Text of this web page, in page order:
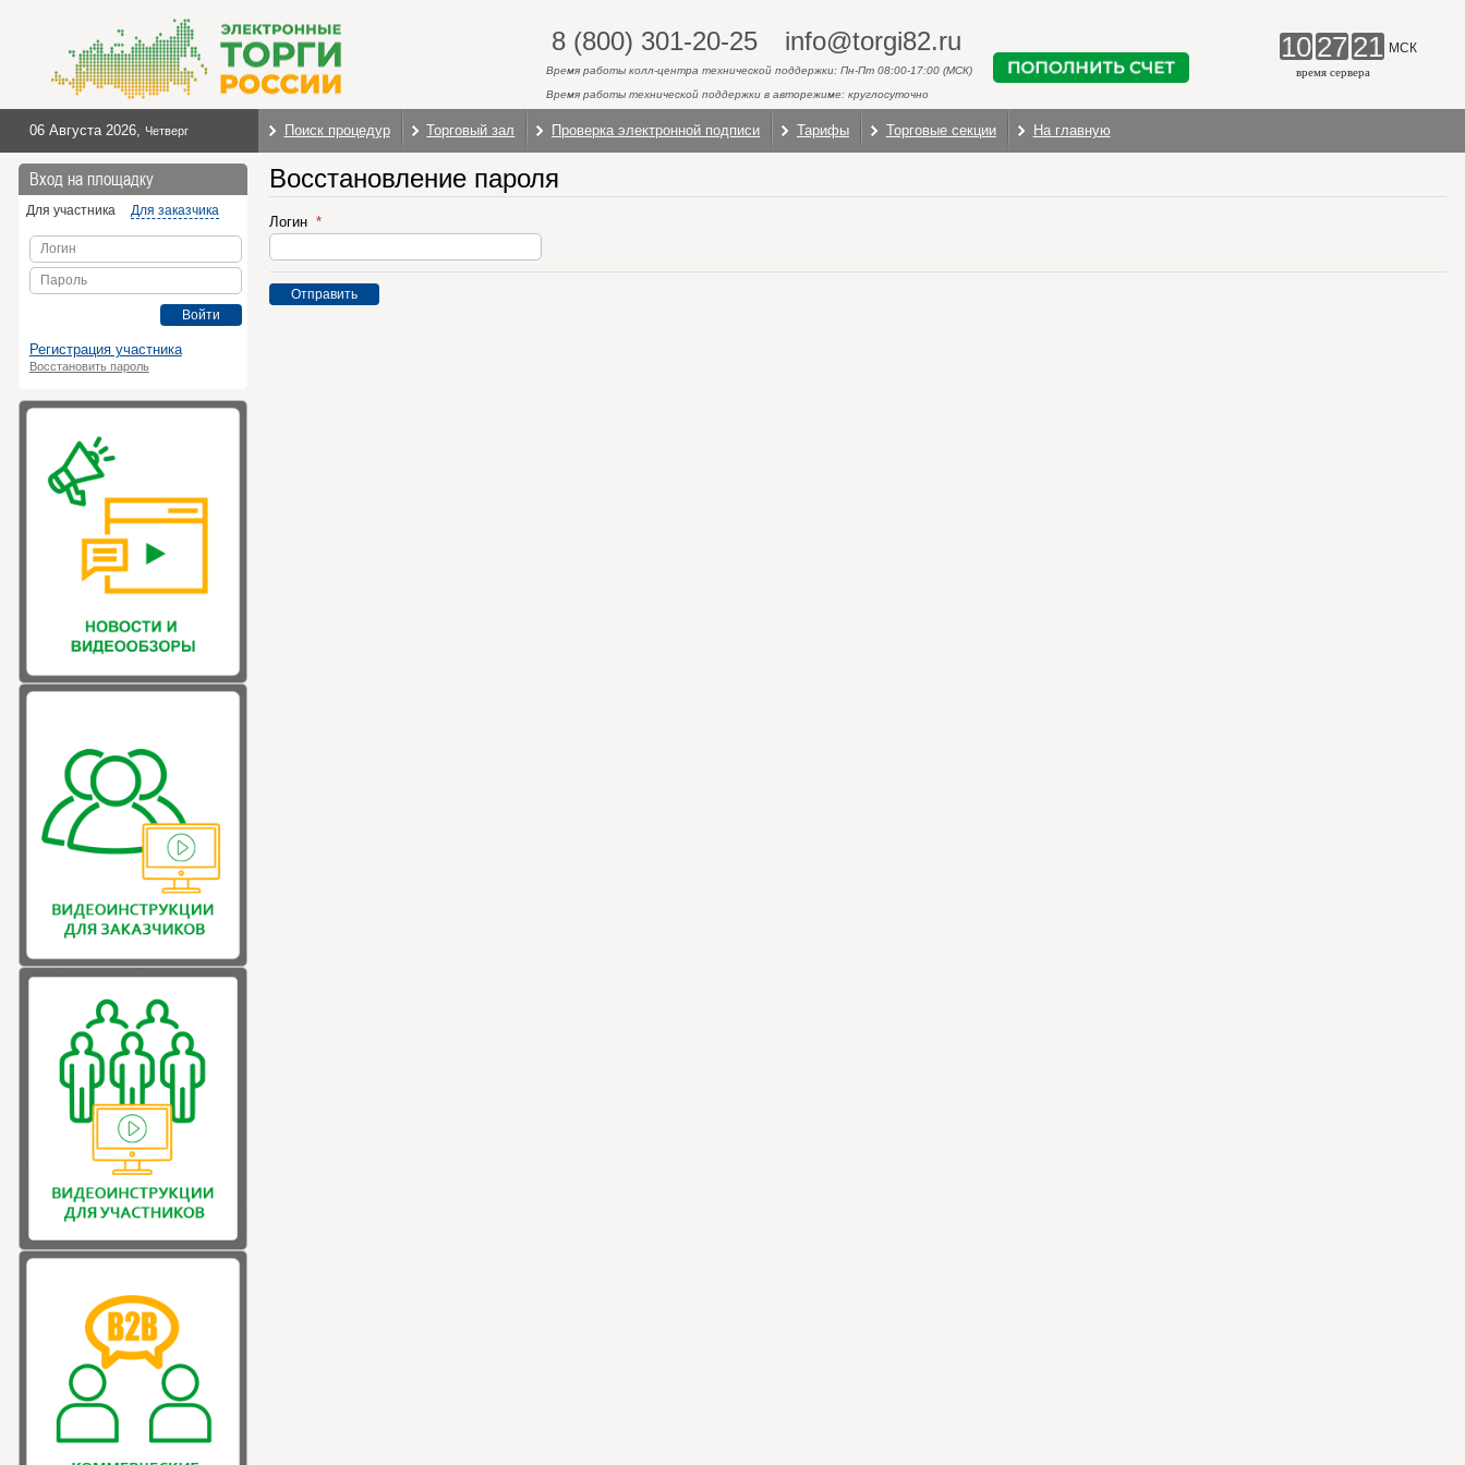
8 (800) 301-20-25 info@torgi82.ru
Время работы колл-центра технической поддержки: Пн-Пт 08:00-17:00 (МСК)
Время работы технической поддержки в авторежиме: круглосуточно
10 27 22 МСК
время сервера
06 Августа 2026, Четверг Поиск процедур Торговый зал Проверка электронной подписи Тарифы Торговые секции На главную
Вход на площадку
Для участника Для заказчика
Логин
Пароль
Войти
Регистрация участника
Восстановить пароль
Восстановление пароля
Логин
Отправить